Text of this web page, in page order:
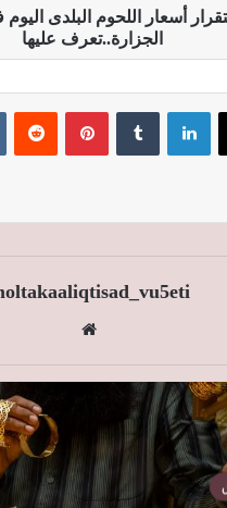
أسعار اللحوم البلدى
الجزارة..تعرف عليها
لينكدإن بينتيريست
الوي